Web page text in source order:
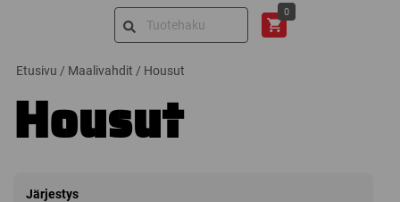
Search
0
Etusivu / Maalivahdit / Housut
Housut
Järjestys